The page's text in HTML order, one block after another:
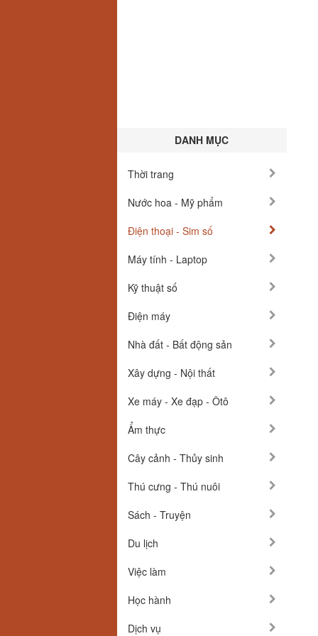
DANH MỤC
Thời trang
Nước hoa - Mỹ phẩm
Điện thoại - Sim số
Máy tính - Laptop
Kỹ thuật số
Điện máy
Nhà đất - Bất động sản
Xây dựng - Nội thất
Xe máy - Xe đạp - Ôtô
Ẩm thực
Cây cảnh - Thủy sinh
Thú cưng - Thú nuôi
Sách - Truyện
Du lịch
Việc làm
Học hành
Dịch vụ